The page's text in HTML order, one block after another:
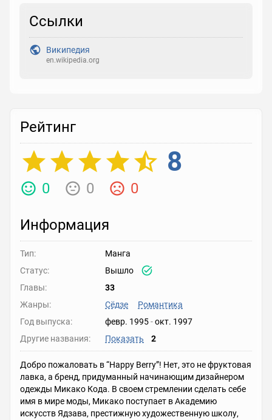
Выберите реакцию
Ссылки
Википедия
en.wikipedia.org
Рейтинг
8
0 0 0
Информация
Тип:
Манга
Статус:
Вышло
Главы:
33
Жанры:
Сёдзе
Романтика
Год выпуска:
февр. 1995-окт. 1997
Другие названия:
Показать 2
Добро пожаловать в “Happy Berry”! Нет, это не фруктовая
лавка, а бренд, придуманный начинающим дизайнером
одежды Микако Кода. В своем стремлении сделать себе
имя в мире моды, Микако поступает в Академию
искусств Ядзава, престижную художественную школу,